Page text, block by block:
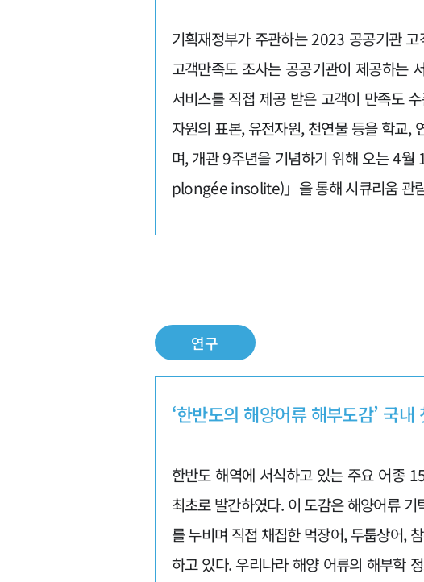
기획재정부가 주관하는 2023 공공기관
고객만족도 조사는 공공기관이 제공하는
서비스를 직접 제공 받은 고객이 만족도
자원의 표본, 유전자원, 천연물 등을 학교,
며, 개관 9주년을 기념하기 위해 오는 4
plongée insolite)」을 통해 시큐리움 관
연구
‘한반도의 해양어류 해부도감’ 국내
한반도 해역에 서식하고 있는 주요 어종
최초로 발간하였다. 이 도감은 해양어류
를 누비며 직접 채집한 먹장어, 두툽상어,
하고 있다. 우리나라 해양 어류의 해부학